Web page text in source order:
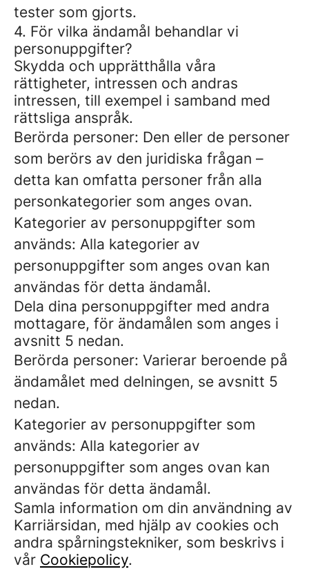
tester som gjorts.
4. För vilka ändamål behandlar vi
personuppgifter?
Skydda och upprätthålla våra
rättigheter, intressen och andras
intressen, till exempel i samband med
rättsliga anspråk.
Berörda personer: Den eller de personer
som berörs av den juridiska frågan –
detta kan omfatta personer från alla
personkategorier som anges ovan.
Kategorier av personuppgifter som
används: Alla kategorier av
personuppgifter som anges ovan kan
användas för detta ändamål.
Dela dina personuppgifter med andra
mottagare, för ändamålen som anges i
avsnitt 5 nedan.
Berörda personer: Varierar beroende på
ändamålet med delningen, se avsnitt 5
nedan.
Kategorier av personuppgifter som
används: Alla kategorier av
personuppgifter som anges ovan kan
användas för detta ändamål.
Samla information om din användning av
Karriärsidan, med hjälp av cookies och
andra spårningstekniker, som beskrivs i
vår Cookiepolicy.